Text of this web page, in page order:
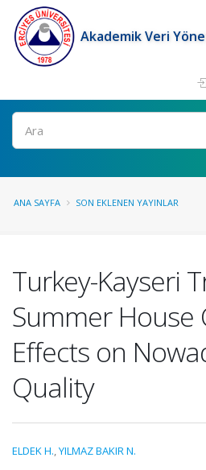
Akademik Veri
Ara
ANA SAYFA SON EKLENEN YAYINLAR
Turkey-Kayseri
Summer House
Effects on
Quality
ELDEK H.,YILMAZ BAKIR N.